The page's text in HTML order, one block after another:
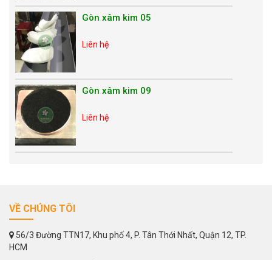
Gòn xâm kim 05
Liên hệ
Gòn xâm kim 09
Liên hệ
VỀ CHÚNG TÔI
56/3 Đường TTN17, Khu phố 4, P. Tân Thới Nhất, Quận 12, TP.
HCM